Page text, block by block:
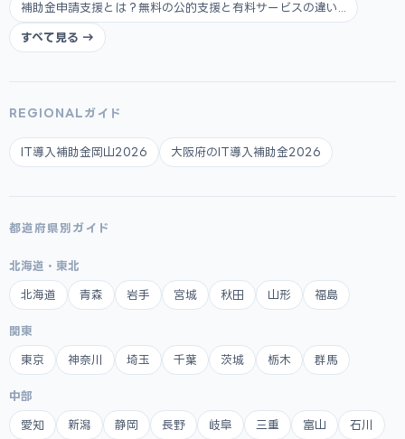
補助金申請支援とは？無料の公的支援と有料サービスの違い...
すべて見る →
REGIONALガイド
IT導入補助金岡山2026 大阪府のIT導入補助金2026
都道府県別ガイド
北海道・東北
北海道 青森 岩手 宮城 秋田 山形 福島
関東
東京 神奈川 埼玉 千葉 茨城 栃木 群馬
中部
愛知 新潟 静岡 長野 岐阜 三重 富山 石川